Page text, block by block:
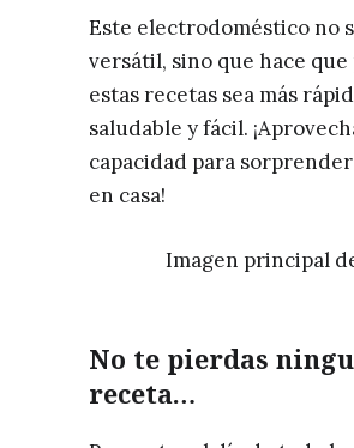
Este electrodoméstico no
versátil, sino que hace
estas recetas sea más
saludable y fácil.
capacidad para
en casa!
Imagen principal
No te pierdas
receta…